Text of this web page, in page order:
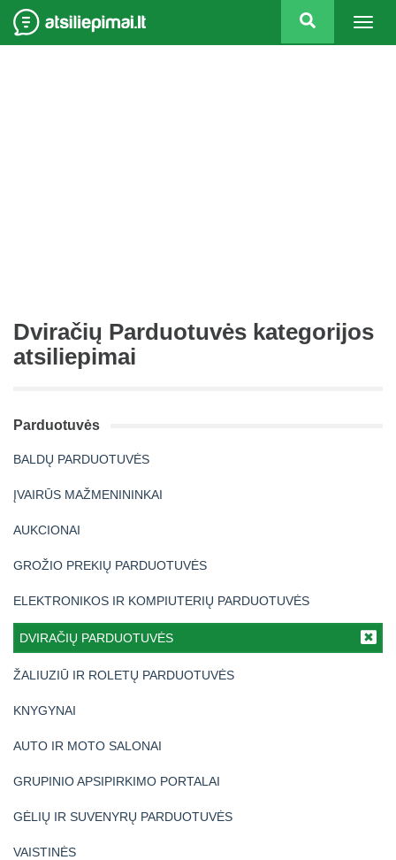
Dviračių Parduotuvės kategorijos
atsiliepimai
Parduotuvės
BALDŲ PARDUOTUVĖS
ĮVAIRŪS MAŽMENININKAI
AUKCIONAI
GROŽIO PREKIŲ PARDUOTUVĖS
ELEKTRONIKOS IR KOMPIUTERIŲ PARDUOTUVĖS
DVIRAČIŲ PARDUOTUVĖS
ŽALIUZIŪ IR ROLETŲ PARDUOTUVĖS
KNYGYNAI
AUTO IR MOTO SALONAI
GRUPINIO APSIPIRKIMO PORTALAI
GĖLIŲ IR SUVENYRŲ PARDUOTUVĖS
VAISTINĖS